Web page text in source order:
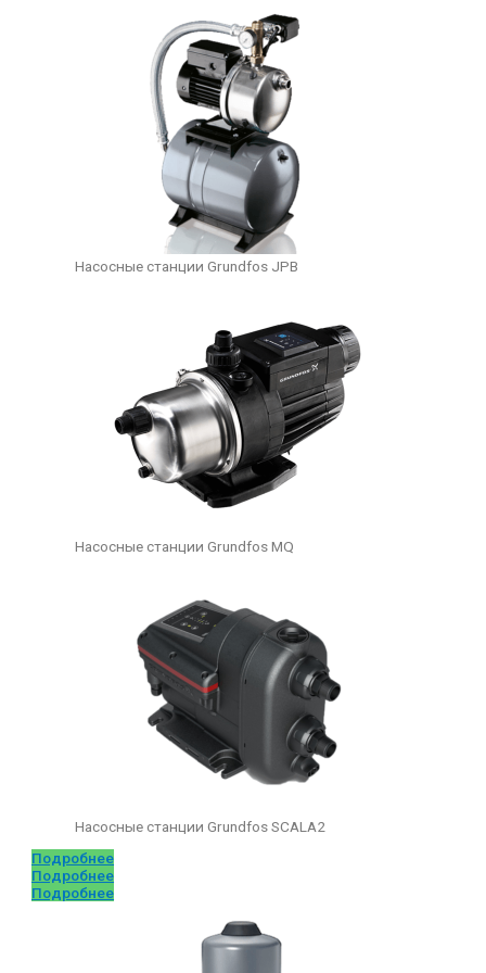
Насосные станции Grundfos JPB
Насосные станции Grundfos MQ
Насосные станции Grundfos SCALA2
Подробнее
Подробнее
Подробнее